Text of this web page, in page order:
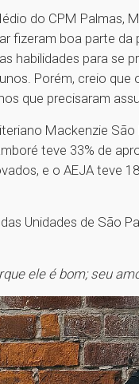
do CPM Palmas,
fizeram boa parte
habilidades para se
Porém, creio
que precisaram
Mackenzie
teve 33% de
e o AEJA teve
Unidades de São
ele é bom; seu